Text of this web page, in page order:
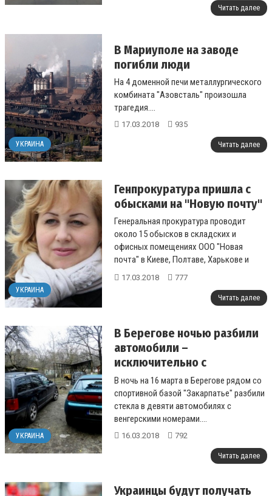
Читать далее
УКРАИНА
В Мариуполе на заводе
погибли люди
На 4 доменной печи металлургического
комбината "Азовсталь" произошла
трагедия....
17.03.2018 935
Читать далее
УКРАИНА
Генпрокуратура пришла с
обысками на "Новую почту"
Генеральная прокуратура проводит
около 15 обысков в складских и
офисных помещениях ООО "Новая
почта" в Киеве, Полтаве, Харькове и
Днепре....
17.03.2018 777
Читать далее
УКРАИНА
В Берегове ночью разбили
автомобили –
исключительно с
венгерскими номерами
В ночь на 16 марта в Берегове рядом со
спортивной базой "Закарпатье" разбили
стекла в девяти автомобилях с
венгерскими номерами....
16.03.2018 792
Читать далее
Украинцы будут получать